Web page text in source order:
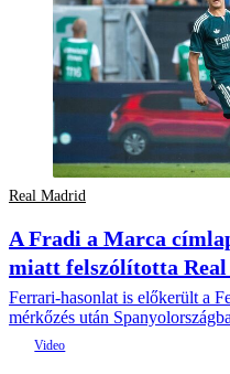
Real Madrid
A Fradi a Marca
miatt felszólította
Ferrari-hasonlat is előkerült a
mérkőzés után